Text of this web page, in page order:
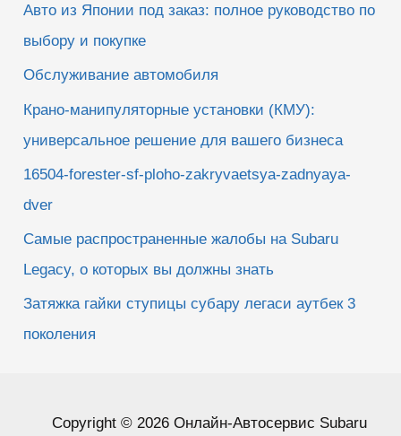
Авто из Японии под заказ: полное руководство по
выбору и покупке
Обслуживание автомобиля
Крано-манипуляторные установки (КМУ):
универсальное решение для вашего бизнеса
16504-forester-sf-ploho-zakryvaetsya-zadnyaya-
dver
Самые распространенные жалобы на Subaru
Legacy, о которых вы должны знать
Затяжка гайки ступицы субару легаси аутбек 3
поколения
Copyright © 2026 Онлайн-Автосервис Subaru